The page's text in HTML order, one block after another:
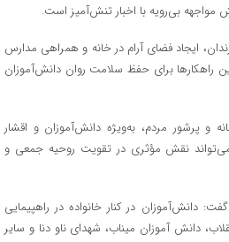
بی‌رویه با اخبار تنش‌آمیز است.
ایجاد فضای آرام در خانه و همراهی مدارس
راهکارها برای حفظ سلامت روان دانش‌آموزان
و پرشور مردم، به‌ویژه دانش‌آموزان و اقشار
نقش مؤثری در تقویت روحیه جمعی و
دانش‌آموزان در کنار خانواده در راهپیمایی
دانش آموزان میناب، شهدای ناو دنا و سایر